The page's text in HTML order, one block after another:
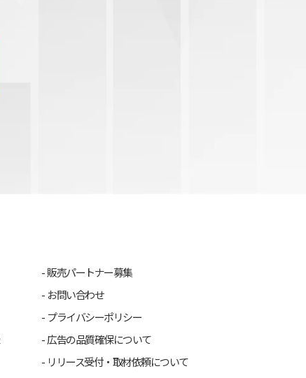
販売パートナー募集
お問い合わせ
プライバシーポリシー
広告の品質確保について
リリース受付・取材依頼について